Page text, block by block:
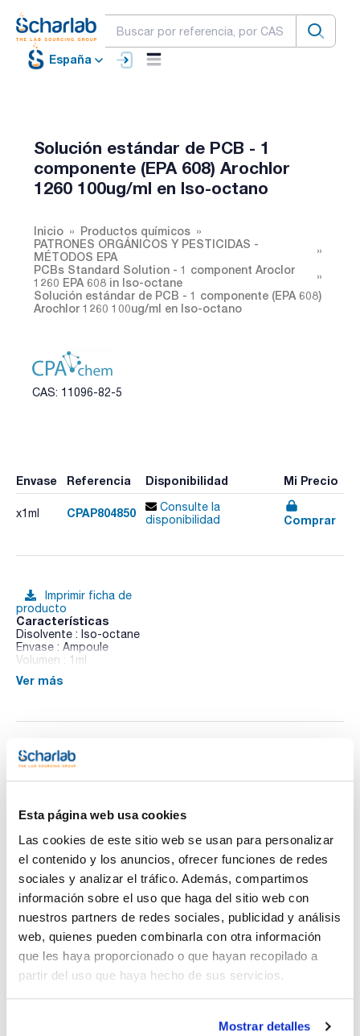
Esta página web usa cookies
Las cookies de este sitio web se usan para personalizar
el contenido y los anuncios, ofrecer funciones de redes
sociales y analizar el tráfico. Además, compartimos
información sobre el uso que haga del sitio web con
nuestros partners de redes sociales, publicidad y análisis
web, quienes pueden combinarla con otra información
que les haya proporcionado o que hayan recopilado a
partir del uso que haya hecho de sus servicios.
Mostrar detalles
España
Solución estándar de PCB - 1
componente (EPA 608) Arochlor
1260 100ug/ml en Iso-octano
Inicio
Productos químicos
PATRONES ORGÁNICOS Y PESTICIDAS -
MÉTODOS EPA
PCBs Standard Solution - 1 component Aroclor
1260 EPA 608 in Iso-octane
Solución estándar de PCB - 1 componente (EPA 608)
Arochlor 1260 100ug/ml en Iso-octano
CAS: 11096-82-5
Envase Referencia Disponibilidad Mi Precio
x1ml CPAP804850
Consulte la
disponibilidad
Comprar
Imprimir ficha de
producto
Características
Disolvente : Iso-octane
Envase : Ampoule
Volumen : 1ml
Method: Organochlorine pesticides and PCBs. Method 608 is
in municipal and industrial discharges as provided under 40
Composition:
Arochlor 1260 100ug/ml [11096-82-5]
Ver más
Documentación técnica
Regístrate para
SDS/ Hoja de seguridad
Regístrate para
descargas
Los productos marcados con esta imagen son
productos marca Scharlau habitualmente en stock,
listos para una entrega inmediata.